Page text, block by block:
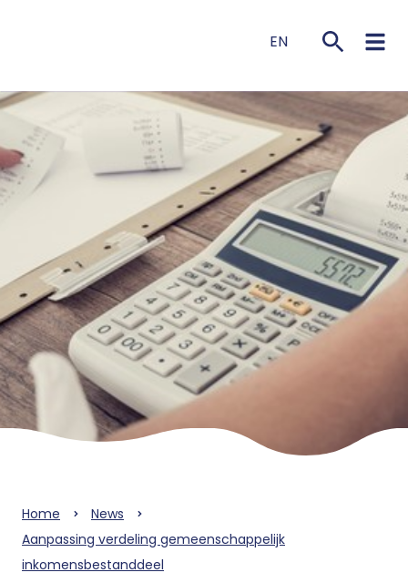
EN
Home
News
Aanpassing verdeling gemeenschappelijk
inkomensbestanddeel